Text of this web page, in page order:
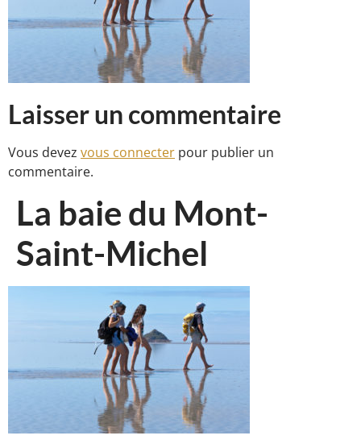
Laisser un commentaire
Vous devez vous connecter pour publier un
commentaire.
La baie du Mont-
Saint-Michel